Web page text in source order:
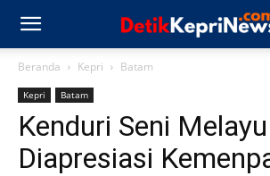
Beranda Kepri Batam
Kepri Batam
Kenduri Seni
Diapresiasi